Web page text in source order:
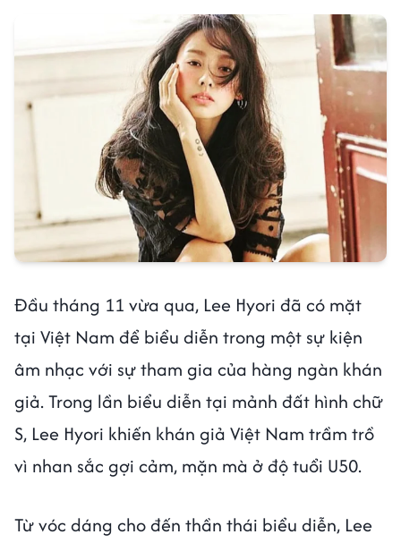
Đầu tháng 11 vừa qua, Lee Hyori đã có mặt
tại Việt Nam để biểu diễn trong một sự kiện
âm nhạc với sự tham gia của hàng ngàn khán
giả. Trong lần biểu diễn tại mảnh đất hình chữ
S, Lee Hyori khiến khán giả Việt Nam trầm trồ
vì nhan sắc gợi cảm, mặn mà ở độ tuổi U50.
Từ vóc dáng cho đến thần thái biểu diễn, Lee